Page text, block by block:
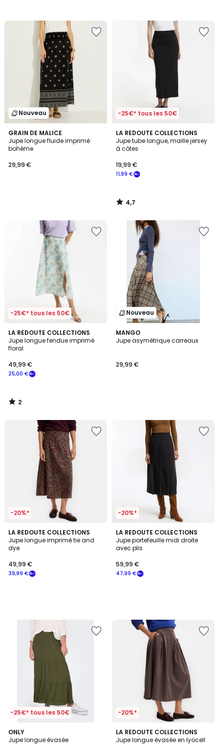
Nouveau
GRAIN DE MALICE
Jupe longue fluide imprimé
bohème
29,99 €
-25€* tous les 50€
LA REDOUTE COLLECTIONS
Jupe tube longue, maille jersey
à côtes
11,99 €
19,99 €
4,7
/ 5
4,7
/
-25€* tous les 50€
LA REDOUTE COLLECTIONS
Jupe longue fendue imprimé
floral
25,00 €
49,99 €
2
/
5
2
/
Nouveau
MANGO
Jupe asymétrique carreaux
29,99 €
-20%*
LA REDOUTE COLLECTIONS
Jupe longue imprimé tie and
dye
39,99 €
49,99 €
-20%*
LA REDOUTE COLLECTIONS
Jupe portefeuille midi droite
avec plis
47,99 €
59,99 €
-25€* tous les 50€
ONLY
Jupe longue évasée
3
/
-20%*
LA REDOUTE COLLECTIONS
Jupe longue évasée en lyocell